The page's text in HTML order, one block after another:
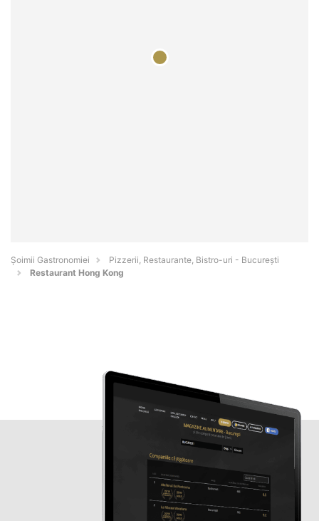
Șoimii Gastronomiei
Pizzerii, Restaurante, Bistro-uri - Bucureşti
Restaurant Hong Kong